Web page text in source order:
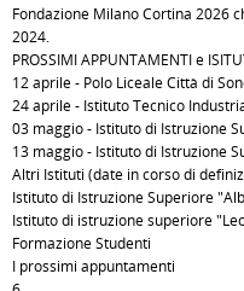
Fondazione Milano Cortina 2026
2024.
PROSSIMI APPUNTAMENTI e
12 aprile - Polo Liceale Città di
24 aprile - Istituto Tecnico
03 maggio - Istituto di Istruzione
13 maggio - Istituto di Istruzione
Altri Istituti (date in corso di
Istituto di Istruzione Superiore
Istituto di istruzione superiore
Formazione Studenti
I prossimi appuntamenti